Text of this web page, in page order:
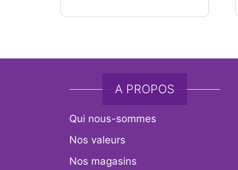
A PROPOS
Qui nous-sommes
Nos valeurs
Nos magasins